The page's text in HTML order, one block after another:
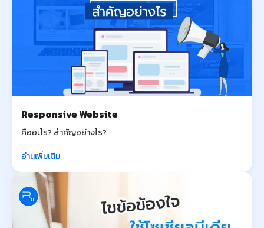
Responsive Website
คืออะไร? สำคัญอย่างไร?
อ่านเพิ่มเติม